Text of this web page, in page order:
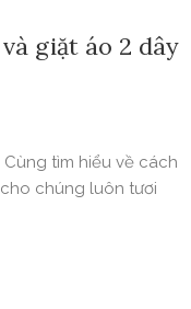
giặt áo 2 dây
tìm hiểu về cách
chúng luôn tươi